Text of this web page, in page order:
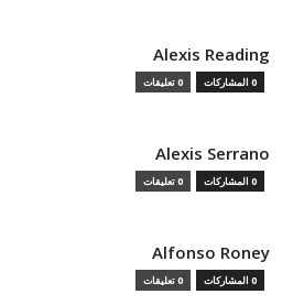
Alexis Reading
0 المشاركات 0 تعليقات
Alexis Serrano
0 المشاركات 0 تعليقات
Alfonso Roney
0 المشاركات 0 تعليقات